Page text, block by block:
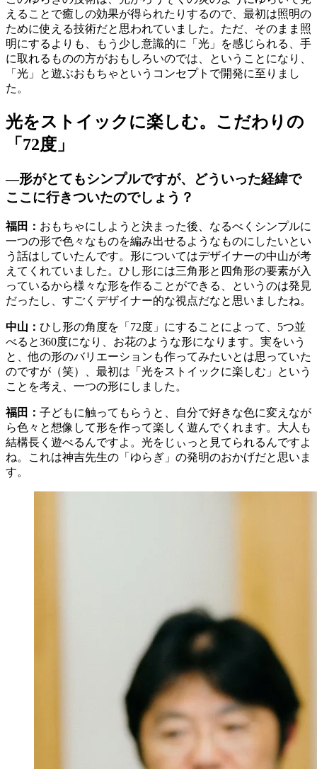
えることで癒しの効果が得られたりするので、最初は照明の
ために使える技術だと思われていました。ただ、そのまま照
明にするよりも、もう少し意識的に「光」を感じられる、手
に取れるものの方がおもしろいのでは、ということになり、
「光」と遊ぶおもちゃというコンセプトで開発に至りまし
た。
光をストイックに楽しむ。こだわりの
「72度」
―形がとてもシンプルですが、どういった経緯で
ここに行きついたのでしょう？
福田： おもちゃにしようと決まった後、なるべくシンプルに
一つの形で色々なものを編み出せるようなものにしたいとい
う話はしていたんです。形についてはデザイナーの中山が考
えてくれていました。ひし形には三角形と四角形の要素が入
っているから様々な形を作ることができる、というのは発見
だったし、すごくデザイナー的な視点だなと思いましたね。
中山： ひし形の角度を「72度」にすることによって、5つ並
べると360度になり、お花のような形になります。実をいう
と、他の形のバリエーションも作ってみたいとは思っていた
のですが（笑）、最初は「光をストイックに楽しむ」という
ことを考え、一つの形にしました。
福田： 子どもに触ってもらうと、自分で好きな色に変えなが
ら色々と想像して形を作って楽しく遊んでくれます。大人も
結構長く遊べるんですよ。光をじぃっと見てられるんですよ
ね。これは神吉先生の「ゆらぎ」の発明のおかげだと思いま
す。